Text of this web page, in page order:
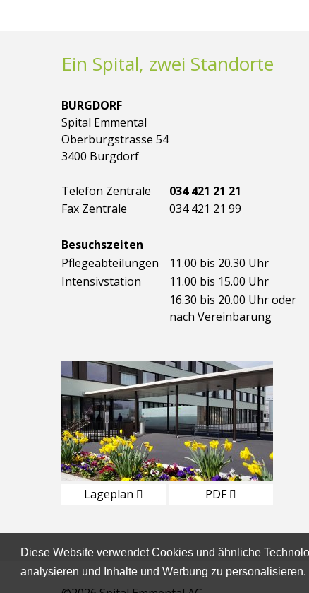
Diese Website verwendet Cookies und ähnliche
analysieren und Inhalte und Werbung zu personalisieren.
Ein Spital, zwei Standorte
BURGDORF
Spital Emmental
Oberburgstrasse 54
3400 Burgdorf
Telefon Zentrale
034 421 21 21
Fax Zentrale
034 421 21 99
Besuchszeiten
Pflegeabteilungen
11.00 bis 20.30 Uhr
Intensivstation
11.00 bis 15.00 Uhr
16.30 bis 20.00 Uhr oder
nach Vereinbarung
Lageplan PDF